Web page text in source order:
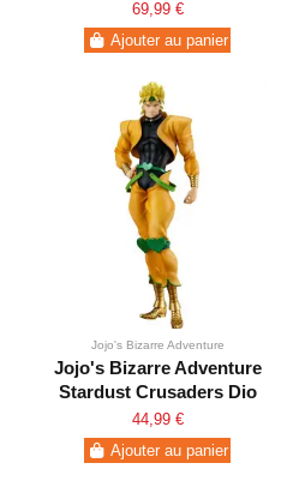
Pierre Polnareff
Ichibansho
69,99 €
Ajouter au panier
Jojo's Bizarre Adventure
Jojo's Bizarre Adventure
Stardust Crusaders Dio
PUP
44,99 €
Ajouter au panier